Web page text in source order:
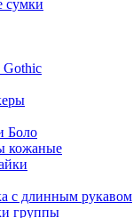
сумки
Gothic
Боло
кожаные
с длинным рукавом
группы